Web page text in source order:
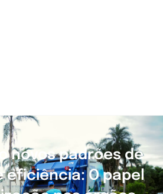
novos padrões de
eficiência: O papel